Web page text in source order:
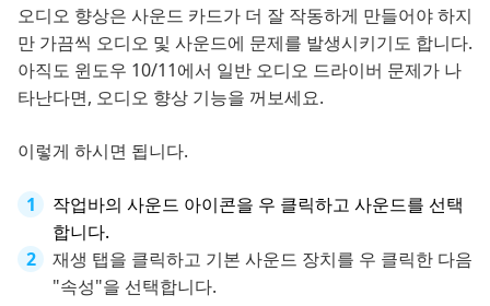
오디오 향상은 사운드 카드가 더 잘 작동하게 만들어야 하지
만 가끔씩 오디오 및 사운드에 문제를 발생시키기도 합니다.
아직도 윈도우 10/11에서 일반 오디오 드라이버 문제가 나
타난다면, 오디오 향상 기능을 꺼보세요.
이렇게 하시면 됩니다.
작업바의 사운드 아이콘을 우 클릭하고 사운드를 선택
합니다.
재생 탭을 클릭하고 기본 사운드 장치를 우 클릭한 다음
"속성"을 선택합니다.